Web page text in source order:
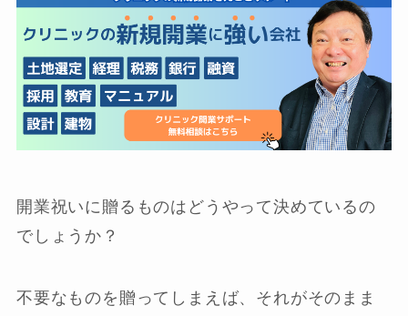
開業祝いに贈るものはどうやって決めているの
でしょうか？
不要なものを贈ってしまえば、それがそのまま